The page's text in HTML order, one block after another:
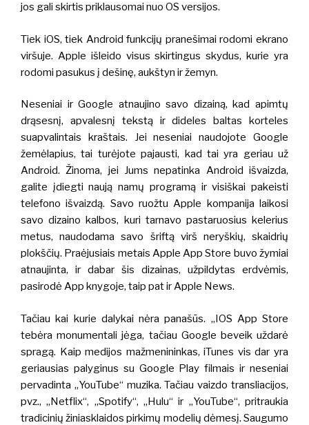
jos gali skirtis priklausomai nuo OS versijos.
Tiek iOS, tiek Android funkcijų pranešimai rodomi ekrano
viršuje. Apple išleido visus skirtingus skydus, kurie yra
rodomi pasukus į dešinę, aukštyn ir žemyn.
Neseniai ir Google atnaujino savo dizainą, kad apimtų
drąsesnį, apvalesnį tekstą ir dideles baltas korteles
suapvalintais kraštais.
Jei neseniai naudojote Google
žemėlapius, tai turėjote pajausti, kad tai yra geriau už
Android. Žinoma, jei Jums nepatinka Android išvaizda,
galite įdiegti naują namų programą ir visiškai pakeisti
telefono išvaizdą. Savo ruožtu Apple kompanija laikosi
savo dizaino kalbos, kuri tarnavo pastaruosius kelerius
metus, naudodama savo šriftą virš neryškių, skaidrių
plokščių. Praėjusiais metais Apple App Store buvo žymiai
atnaujinta, ir dabar šis dizainas, užpildytas erdvėmis,
pasirodė App knygoje, taip pat ir Apple News.
Tačiau kai kurie dalykai nėra panašūs. „IOS App Store
tebėra monumentali jėga, tačiau Google beveik uždarė
spragą. Kaip medijos mažmenininkas, iTunes vis dar yra
geriausias palyginus su Google Play filmais ir neseniai
pervadinta „YouTube“ muzika. Tačiau vaizdo transliacijos,
pvz., „Netflix“, „Spotify“, „Hulu“ ir „YouTube“, pritraukia
tradicinių žiniasklaidos pirkimų modelių dėmesį. Saugumo